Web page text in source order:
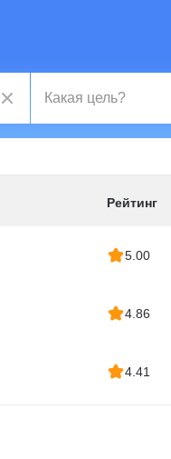
Рейтинг
5.00
4.86
4.41